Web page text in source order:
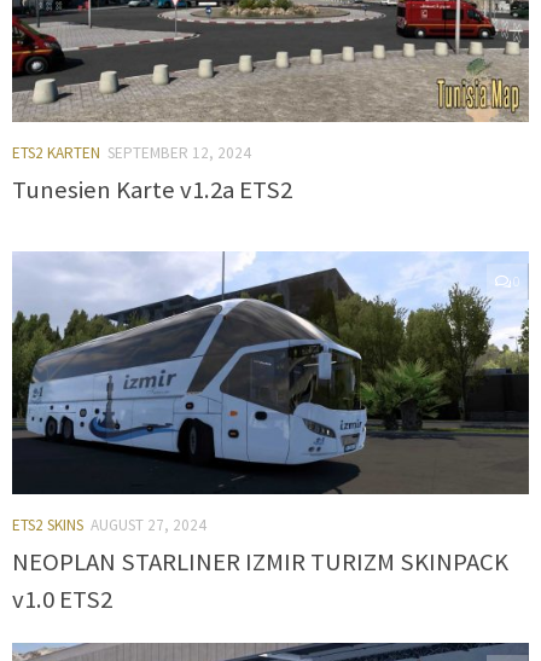
ETS2 KARTEN SEPTEMBER 12, 2024
Tunesien Karte v1.2a ETS2
0
ETS2 SKINS AUGUST 27, 2024
NEOPLAN STARLINER IZMIR TURIZM SKINPACK
v1.0 ETS2